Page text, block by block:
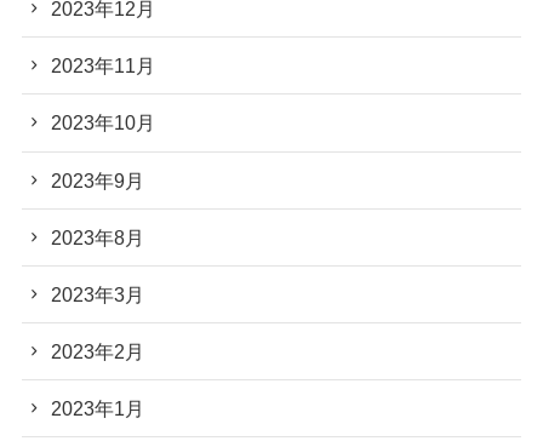
2023年12月
2023年11月
2023年10月
2023年9月
2023年8月
2023年3月
2023年2月
2023年1月